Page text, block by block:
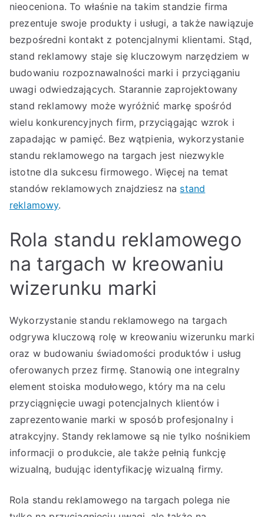
nieoceniona. To właśnie na takim standzie firma
prezentuje swoje produkty i usługi, a także nawiązuje
bezpośredni kontakt z potencjalnymi klientami. Stąd,
stand reklamowy staje się kluczowym narzędziem w
budowaniu rozpoznawalności marki i przyciąganiu
uwagi odwiedzających. Starannie zaprojektowany
stand reklamowy może wyróżnić markę spośród
wielu konkurencyjnych firm, przyciągając wzrok i
zapadając w pamięć. Bez wątpienia, wykorzystanie
standu reklamowego na targach jest niezwykle
istotne dla sukcesu firmowego. Więcej na temat
standów reklamowych znajdziesz na stand
reklamowy.
Rola standu reklamowego
na targach w kreowaniu
wizerunku marki
Wykorzystanie standu reklamowego na targach
odgrywa kluczową rolę w kreowaniu wizerunku marki
oraz w budowaniu świadomości produktów i usług
oferowanych przez firmę. Stanowią one integralny
element stoiska modułowego, który ma na celu
przyciągnięcie uwagi potencjalnych klientów i
zaprezentowanie marki w sposób profesjonalny i
atrakcyjny. Standy reklamowe są nie tylko nośnikiem
informacji o produkcie, ale także pełnią funkcję
wizualną, budując identyfikację wizualną firmy.
Rola standu reklamowego na targach polega nie